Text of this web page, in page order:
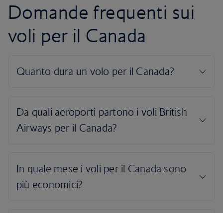
Domande frequenti sui
voli per il Canada